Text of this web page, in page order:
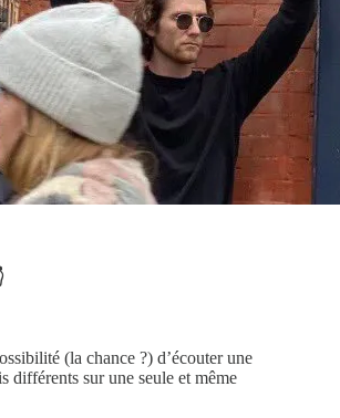
(la chance ?) d’écouter une
différents sur une seule et même